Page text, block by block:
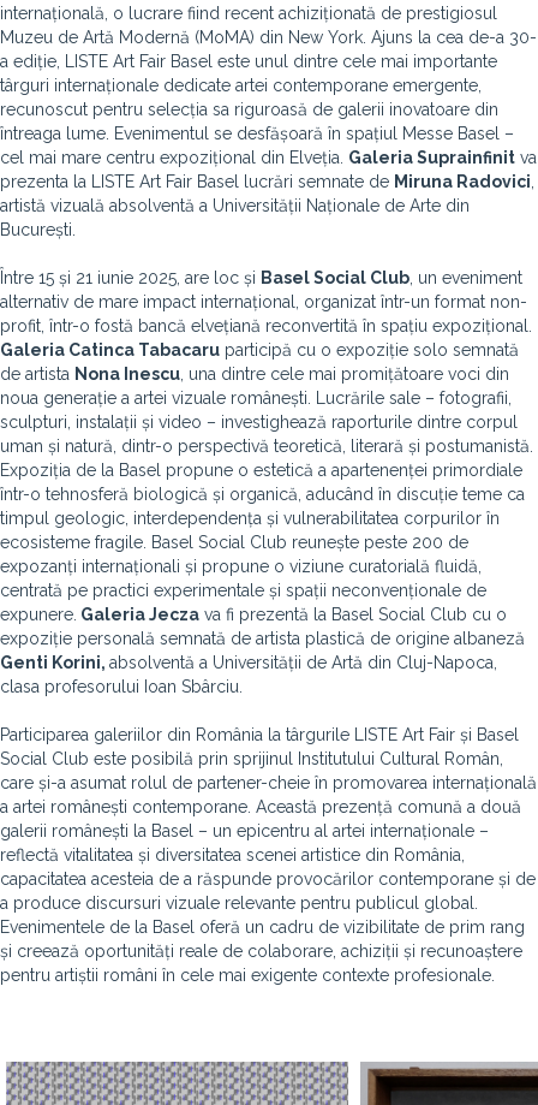
internațională, o lucrare fiind recent achiziționată de prestigiosul
Muzeu de Artă Modernă (MoMA) din New York. Ajuns la cea de-a 30-
a ediție, LISTE Art Fair Basel este unul dintre cele mai importante
târguri internaționale dedicate artei contemporane emergente,
recunoscut pentru selecția sa riguroasă de galerii inovatoare din
întreaga lume. Evenimentul se desfășoară în spațiul Messe Basel –
cel mai mare centru expozițional din Elveția. Galeria Suprainfinit va
prezenta la LISTE Art Fair Basel lucrări semnate de Miruna Radovici
artistă vizuală absolventă a Universității Naționale de Arte din
București.
Între 15 și 21 iunie 2025, are loc și Basel Social Club , un eveniment
alternativ de mare impact internațional, organizat într-un format non-
profit, într-o fostă bancă elvețiană reconvertită în spațiu expozițional.
Galeria Catinca Tabacaru participă cu o expoziție solo semnată
de artista Nona Inescu , una dintre cele mai promițătoare voci din
noua generație a artei vizuale românești. Lucrările sale – fotografii,
sculpturi, instalații și video – investighează raporturile dintre corpul
uman și natură, dintr-o perspectivă teoretică, literară și postumanistă.
Expoziția de la Basel propune o estetică a apartenenței primordiale
într-o tehnosferă biologică și organică, aducând în discuție teme ca
timpul geologic, interdependența și vulnerabilitatea corpurilor în
ecosisteme fragile. Basel Social Club reunește peste 200 de
expozanți internaționali și propune o viziune curatorială fluidă,
centrată pe practici experimentale și spații neconvenționale de
expunere. Galeria Jecza va fi prezentă la Basel Social Club cu o
expoziție personală semnată de artista plastică de origine albaneză
Genti Korini, absolventă a Universității de Artă din Cluj-Napoca,
clasa profesorului Ioan Sbârciu.
Participarea galeriilor din România la târgurile LISTE Art Fair și Basel
Social Club este posibilă prin sprijinul Institutului Cultural Român,
care și-a asumat rolul de partener-cheie în promovarea internațională
a artei românești contemporane. Această prezență comună a două
galerii românești la Basel – un epicentru al artei internaționale –
reflectă vitalitatea și diversitatea scenei artistice din România,
capacitatea acesteia de a răspunde provocărilor contemporane și de
a produce discursuri vizuale relevante pentru publicul global.
Evenimentele de la Basel oferă un cadru de vizibilitate de prim rang
și creează oportunități reale de colaborare, achiziții și recunoaștere
pentru artiștii români în cele mai exigente contexte profesionale.